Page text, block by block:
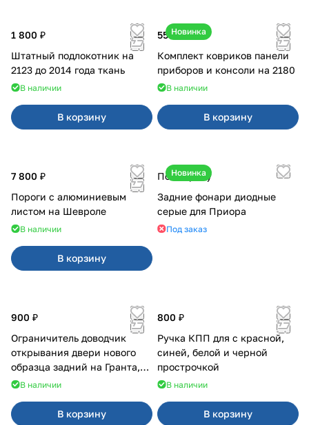
1 800 ₽
Штатный подлокотник на
2123 до 2014 года ткань
В наличии
В корзину
Новинка
550 ₽
Комплект ковриков панели
приборов и консоли на 2180
В наличии
В корзину
7 800 ₽
Пороги с алюминиевым
листом на Шевроле
В наличии
В корзину
Новинка
По запросу
Задние фонари диодные
серые для Приора
Под заказ
900 ₽
Ограничитель доводчик
открывания двери нового
образца задний на Гранта,
Урбан
В наличии
В корзину
800 ₽
Ручка КПП для с красной,
синей, белой и черной
прострочкой
В наличии
В корзину